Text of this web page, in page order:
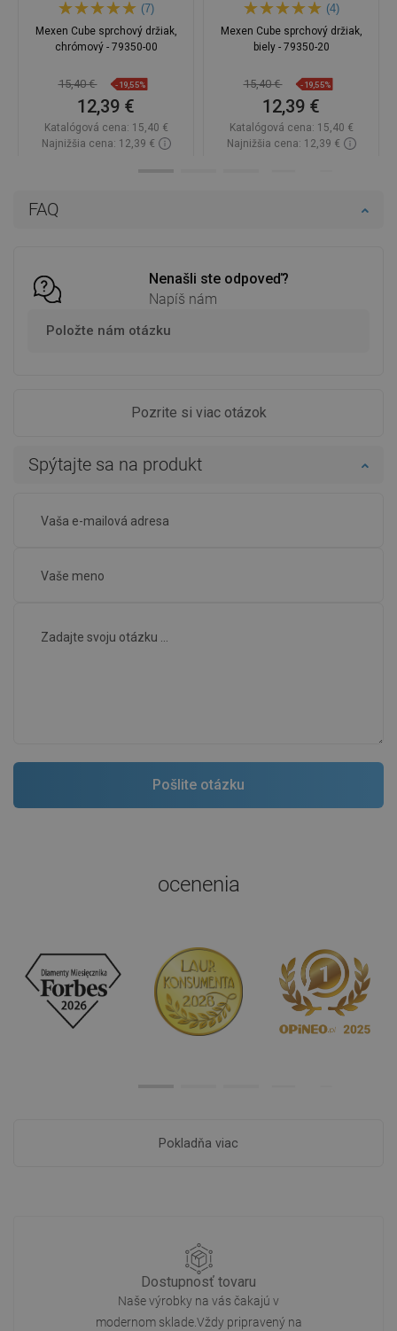
FAQ
Nenašli ste odpoveď?
Napíš nám
Položte nám otázku
Pozrite si viac otázok
Spýtajte sa na produkt
(7)
Mexen Cube sprchový držiak,
chrómový - 79350-00
15,40 € -19,55%
12,39 €
Katalógová cena: 15,40 €
Najnižšia cena: 12,39 €
(4)
Mexen Cube sprchový držiak,
biely - 79350-20
15,40 € -19,55%
12,39 €
Katalógová cena: 15,40 €
Najnižšia cena: 12,39 €
ocenenia
Pokladňa viac
Dostupnosť tovaru
Naše výrobky na vás čakajú v
modernom sklade.Vždy pripravený na